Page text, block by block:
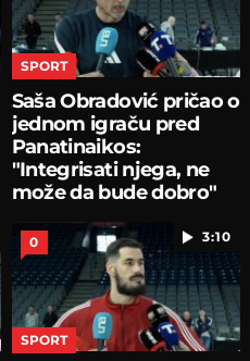
SPORT
Saša Obradović pričao o
jednom igraču pred
Panatinaikos:
"Integrisati njega, ne
može da bude dobro"
3:10
0
SPORT